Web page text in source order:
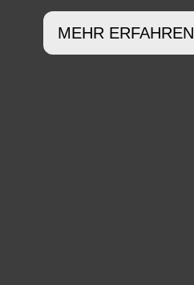
MEHR ERFAHREN